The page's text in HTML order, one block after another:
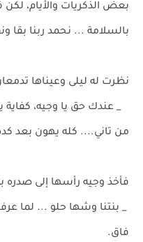
بعض الذكريات والأيام، لكن
بالسلامة ... نحمد ربنا بقا
نظرت له ليلى وعيناها
_ عندك حق يا وجيه،
من تاني.... كله يهون بعد
فأخذ وجيه رأسها إلى
_ بنتنا وشها حلو ... لما
فاق.